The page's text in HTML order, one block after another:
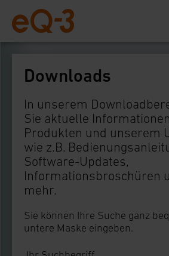
Downloads
In unserem
Sie aktuelle
Produkten und unserem
wie z.B.
Software-Updates,
Informationsbroschüren
mehr.
Sie können Ihre Suche ganz
untere Maske eingeben.